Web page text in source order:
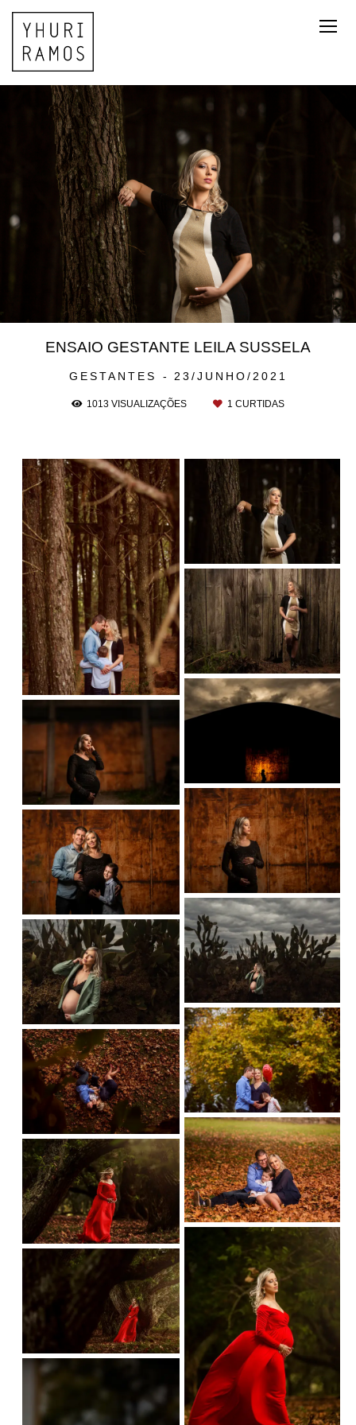
GESTANTES 23/JUNHO/2021
ENSAIO GESTANTE LEILA SUSSELA
1013 VISUALIZAÇÕES 1 CURTIDAS